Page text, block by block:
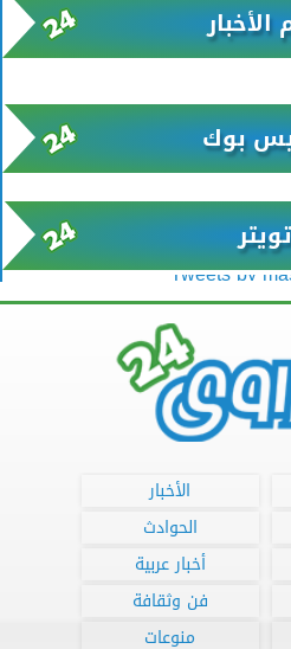
بوك
تويتر
Tweets by
الأخبار
الحوادث
أخبار عربية
فن وثقافة
منوعات